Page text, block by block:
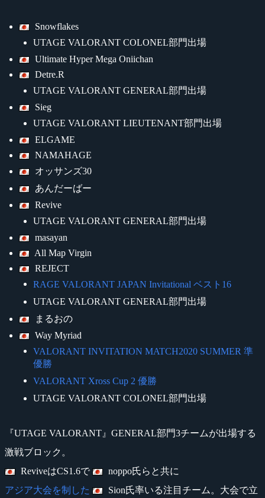
Snowflakes
UTAGE VALORANT COLONEL部門出場
Ultimate Hyper Mega Oniichan
Detre.R
UTAGE VALORANT GENERAL部門出場
Sieg
UTAGE VALORANT LIEUTENANT部門出場
ELGAME
NAMAHAGE
オッサンズ30
あんだーばー
Revive
UTAGE VALORANT GENERAL部門出場
masayan
All Map Virgin
REJECT
RAGE VALORANT JAPAN Invitational ベスト16
UTAGE VALORANT GENERAL部門出場
まるおの
Way Myriad
VALORANT INVITATION MATCH2020 SUMMER 準
優勝
VALORANT Xross Cup 2 優勝
UTAGE VALORANT COLONEL部門出場
『UTAGE VALORANT』GENERAL部門3チームが出場する
激戦ブロック。
ReviveはCS1.6で
noppo氏らと共に
アジア大会を制した
Sion氏率いる注目チーム。大会で立